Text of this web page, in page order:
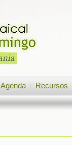
Agenda Recursos